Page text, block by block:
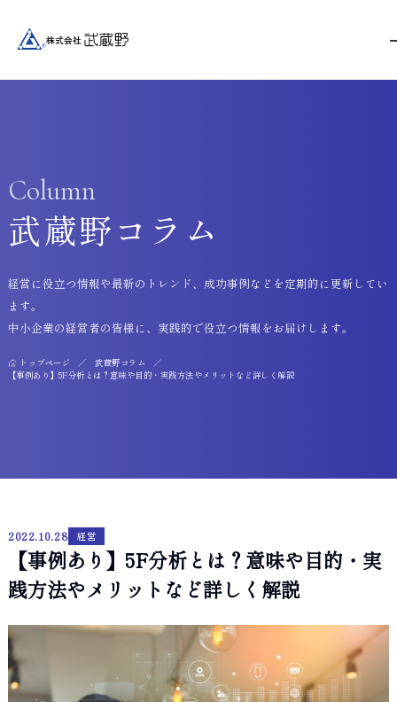
Column
武蔵野コラム
トップページ
武蔵野コラム
【事例あり】5F分析とは？意味や目的・実践方法やメリットなど詳しく解説
経営に役立つ情報や最新のトレンド、成功事例などを定期的に更新してい
ます。
中小企業の経営者の皆様に、実践的で役立つ情報をお届けします。
2022.10.28 経営
【事例あり】5F分析とは？意味や目的・実
践方法やメリットなど詳しく解説